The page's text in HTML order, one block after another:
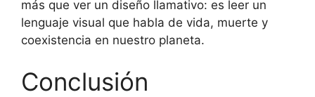
más que ver un diseño llamativo: es leer un
lenguaje visual que habla de vida, muerte y
coexistencia en nuestro planeta.
Conclusión